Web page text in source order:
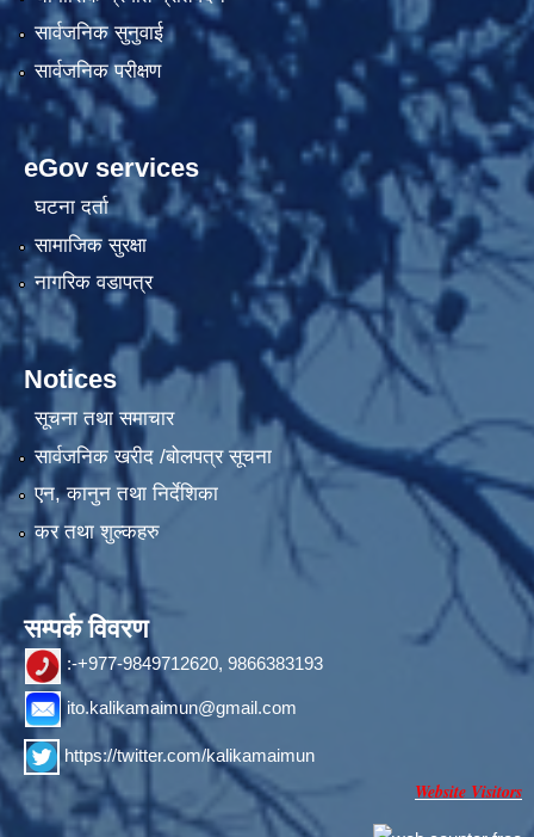
सार्वजनिक सुनुवाई
सार्वजनिक परीक्षण
eGov services
घटना दर्ता
सामाजिक सुरक्षा
नागरिक वडापत्र
Notices
सूचना तथा समाचार
सार्वजनिक खरीद /बोलपत्र सूचना
एन, कानुन तथा निर्देशिका
कर तथा शुल्कहरु
सम्पर्क विवरण
:-+977-9849712620, 9866383193
ito.kalikamaimun@gmail.com
https://twitter.com/kalikamaimun
Website Visitors